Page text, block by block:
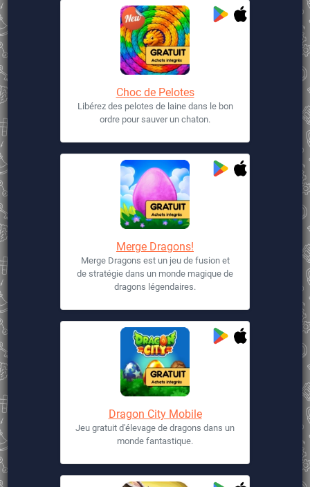
Choc de Pelotes
Libérez des pelotes de laine dans le bon
ordre pour sauver un chaton.
Merge Dragons!
Merge Dragons est un jeu de fusion et
de stratégie dans un monde magique de
dragons légendaires.
Dragon City Mobile
Jeu gratuit d'élevage de dragons dans un
monde fantastique.